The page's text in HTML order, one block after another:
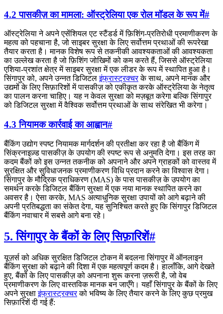
4.2 पासकीज़ का मामला: ऑस्ट्रेलिया एक रोल मॉडल के रूप में#
ऑस्ट्रेलिया ने अपने एसेंशियल एट स्टैंडर्ड में फ़िशिंग-प्रतिरोधी प्रमाणीकरण के
महत्व को पहचाना है, जो साइबर सुरक्षा के लिए सर्वोत्तम प्रथाओं की रूपरेखा
तैयार करता है। मानक विशेष रूप से तकनीकी आवश्यकताओं की आवश्यकता
का उल्लेख करता है जो फ़िशिंग जोखिमों को कम करते हैं, जिससे ऑस्ट्रेलिया
एशिया-प्रशांत क्षेत्र में साइबर सुरक्षा में एक लीडर के रूप में स्थापित हुआ है।
सिंगापुर को, अपने उन्नत डिजिटलइंफ्रास्ट्रक्चरके साथ, अपने मानक और
उद्यमों के लिए सिफ़ारिशों में पासकीज़ को एकीकृत करके ऑस्ट्रेलिया के नेतृत्व
का पालन करना चाहिए। यह न केवल सुरक्षा को मज़बूत करेगा बल्कि सिंगापुर
को डिजिटल सुरक्षा में वैश्विक सर्वोत्तम प्रथाओं के साथ संरेखित भी करेगा।
4.3 नियामक कार्रवाई का आह्वान#
बैंकिंग उद्योग स्पष्ट नियामक मार्गदर्शन की प्रतीक्षा कर रहा है जो बैंकिंग में
सिंक्रनाइज़्ड पासकीज़ के उपयोग की स्पष्ट रूप से अनुमति देगा। इस तरह का
कदम बैंकों को इस उन्नत तकनीक को अपनाने और अपने ग्राहकों को वास्तव में
सुरक्षित और सुविधाजनक प्रमाणीकरण विधि प्रदान करने का विश्वास देगा।
सिंगापुर के मौद्रिक प्राधिकरण (MAS) के पास पासकीज़ के उपयोग का
समर्थन करके डिजिटल बैंकिंग सुरक्षा में एक नया मानक स्थापित करने का
अवसर है। ऐसा करके, MAS अत्याधुनिक सुरक्षा उपायों को आगे बढ़ाने की
अपनी प्रतिबद्धता का संकेत देगा, यह सुनिश्चित करते हुए कि सिंगापुर डिजिटल
बैंकिंग नवाचार में सबसे आगे बना रहे।
5. सिंगापुर के बैंकों के लिए सिफ़ारिशें#
यूज़र्स को अधिक सुरक्षित डिजिटल टोकन में बदलना सिंगापुर में ऑनलाइन
बैंकिंग सुरक्षा को बढ़ाने की दिशा में एक महत्वपूर्ण कदम है। हालाँकि, आगे देखते
हुए, बैंकों के लिए पासकीज़ को अपनाना शुरू करना ज़रूरी है, जो वेब
प्रमाणीकरण के लिए वास्तविक मानक बन जाएँगे। यहाँ सिंगापुर के बैंकों के लिए
अपने सुरक्षाइंफ्रास्ट्रक्चरको भविष्य के लिए तैयार करने के लिए कुछ प्रमुख
सिफ़ारिशें दी गई हैं: